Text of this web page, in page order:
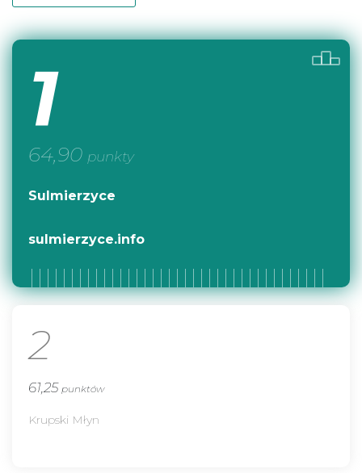
1
64,90 punkty
Sulmierzyce
sulmierzyce.info
2
61,25 punktów
Krupski Młyn